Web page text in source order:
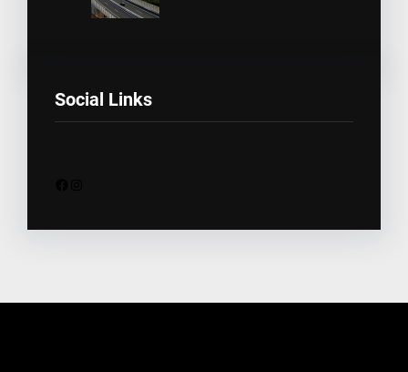
Social Links